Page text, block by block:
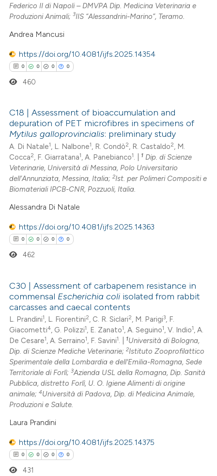
atscite.ai
shows how a scientific paper
of the citation, a
describing whether
mentions, or contrasts
claim, and a label
in which section the
was made.
Federico II di Napoli – DMVPA Dip. Medicina Veterinaria e
Produzioni Animali;3IIS “Alessandrini-Marino”, Teramo.
Andrea Mancusi
https://doi.org/10.4081/ijfs.2025.14354
0 0 0 0
Citing Publications
Supporting
Mentioning
Contrasting
how this article has been
atscite.ai
of the citation, a
describing whether
mentions, or contrasts
claim, and a label
in which section the
was made.
460
C18 | Assessment of bioaccumulation and
depuration of PET microfibres in specimens of
Mytilus galloprovincialis: preliminary study
A. Di Natale1, L. Nalbone1, R. Condò2, R. Castaldo2, M.
Cocca2, F. Giarratana1, A. Panebianco1. | 1 Dip. di Scienze
Veterinarie, Università di Messina, Polo Universitario
dell’Annunziata, Messina, Italia;2Ist. per Polimeri Compositi e
Biomateriali IPCB-CNR, Pozzuoli, Italia.
Alessandra Di Natale
https://doi.org/10.4081/ijfs.2025.14363
0 0 0 0
Citing Publications
Supporting
Mentioning
Contrasting
how this article has been
been cited by providing the
462
C30 | Assessment of carbapenem resistance in
commensal Escherichia coli isolated from rabbit
carcasses and caecal contents
L. Prandini1, L. Fiorentini2, C. R. Siclari2, M. Parigi3, F.
Giacometti4, G. Polizzi1, E. Zanato1, A. Seguino1, V. Indio1, A.
De Cesare1, A. Serraino1, F. Savini1. | 1Università di Bologna,
Dip. di Scienze Mediche Veterinarie;2Istituto Zooprofilattico
Sperimentale della Lombardia e dell'Emilia-Romagna, Sede
Territoriale di Forlì;3Azienda USL della Romagna, Dip. Sanità
Pubblica, distretto Forlì, U. O. Igiene Alimenti di origine
animale;4Università di Padova, Dip. di Medicina Animale,
Produzioni e Salute.
Laura Prandini
https://doi.org/10.4081/ijfs.2025.14375
0 0 0 0
431